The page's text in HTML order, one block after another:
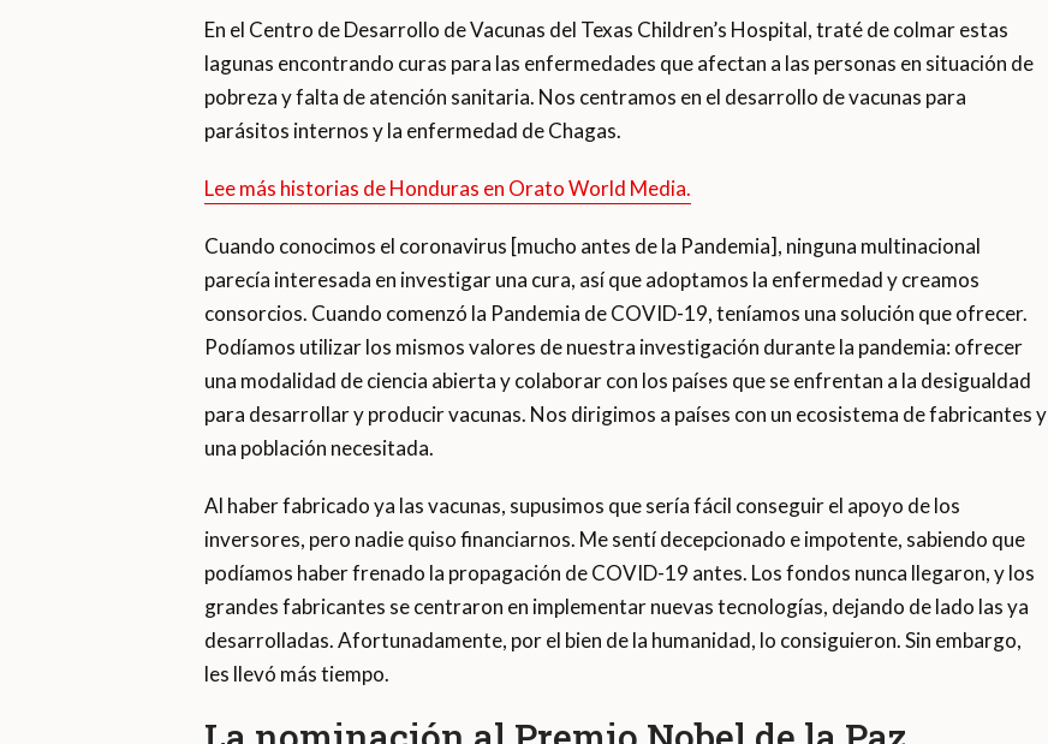
En el Centro de Desarrollo de Vacunas del Texas Children’s Hospital, traté de colmar estas
lagunas encontrando curas para las enfermedades que afectan a las personas en situación de
pobreza y falta de atención sanitaria. Nos centramos en el desarrollo de vacunas para
parásitos internos y la enfermedad de Chagas.
Lee más historias de Honduras en Orato World Media.
Cuando conocimos el coronavirus [mucho antes de la Pandemia], ninguna multinacional
parecía interesada en investigar una cura, así que adoptamos la enfermedad y creamos
consorcios. Cuando comenzó la Pandemia de COVID-19, teníamos una solución que ofrecer.
Podíamos utilizar los mismos valores de nuestra investigación durante la pandemia: ofrecer
una modalidad de ciencia abierta y colaborar con los países que se enfrentan a la desigualdad
para desarrollar y producir vacunas. Nos dirigimos a países con un ecosistema de fabricantes y
una población necesitada.
Al haber fabricado ya las vacunas, supusimos que sería fácil conseguir el apoyo de los
inversores, pero nadie quiso financiarnos. Me sentí decepcionado e impotente, sabiendo que
podíamos haber frenado la propagación de COVID-19 antes. Los fondos nunca llegaron, y los
grandes fabricantes se centraron en implementar nuevas tecnologías, dejando de lado las ya
desarrolladas. Afortunadamente, por el bien de la humanidad, lo consiguieron. Sin embargo,
les llevó más tiempo.